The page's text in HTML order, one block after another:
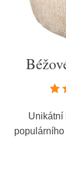
Unikátní